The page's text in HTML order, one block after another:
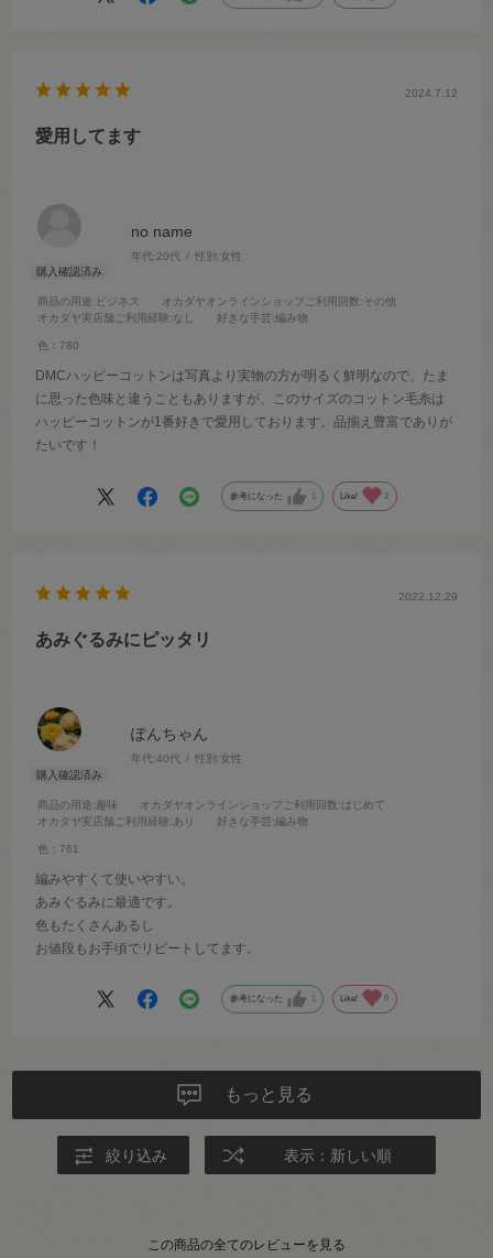
no name
年代:20代 性別:女性
商品の用途:ビジネス オカダヤオンラインショップご利用回数:その他
オカダヤ実店舗ご利用経験:なし 好きな手芸:編み物
色：780
2024.7.12
愛用してます
DMCハッピーコットンは写真より実物の方が明るく鮮明なので、たま
に思った色味と違うこともありますが、このサイズのコットン毛糸は
ハッピーコットンが1番好きで愛用しております。品揃え豊富でありが
たいです！
参考になった 1 Like! 2
ぽんちゃん
年代:40代 性別:女性
商品の用途:趣味 オカダヤオンラインショップご利用回数:はじめて
オカダヤ実店舗ご利用経験:あり 好きな手芸:編み物
色：761
2022.12.29
あみぐるみにピッタリ
編みやすくて使いやすい。
あみぐるみに最適です。
色もたくさんあるし
お値段もお手頃でリピートしてます。
参考になった 1 Like! 0
もっと見る
絞り込み 表示：新しい順
この商品の全てのレビューを見る